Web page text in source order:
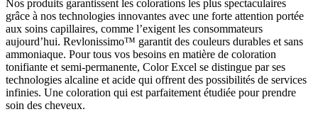
Nos produits garantissent les colorations les plus spectaculaires
grâce à nos technologies innovantes avec une forte attention portée
aux soins capillaires, comme l’exigent les consommateurs
aujourd’hui. Revlonissimo™ garantit des couleurs durables et sans
ammoniaque. Pour tous vos besoins en matière de coloration
tonifiante et semi-permanente, Color Excel se distingue par ses
technologies alcaline et acide qui offrent des possibilités de services
infinies. Une coloration qui est parfaitement étudiée pour prendre
soin des cheveux.